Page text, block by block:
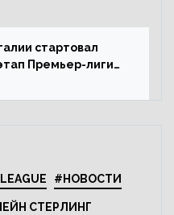
стартовал
Премьер-лиги
#НОВОСТИ
СТЕРЛИНГ